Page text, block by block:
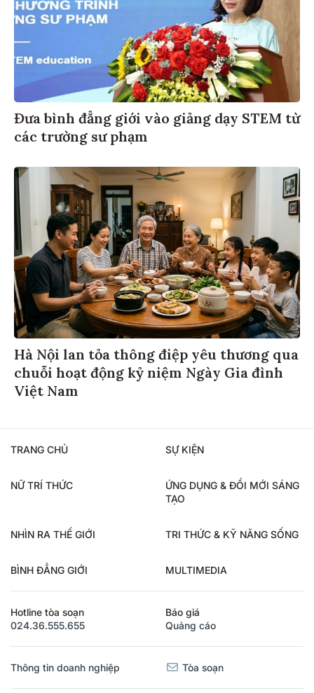
Đưa bình đẳng giới vào giảng dạy STEM từ
các trường sư phạm
Hà Nội lan tỏa thông điệp yêu thương qua
chuỗi hoạt động kỷ niệm Ngày Gia đình
Việt Nam
TRANG CHỦ SỰ KIỆN
NỮ TRÍ THỨC
ỨNG DỤNG & ĐỔI MỚI SÁNG
TẠO
NHÌN RA THẾ GIỚI TRI THỨC & KỸ NĂNG SỐNG
BÌNH ĐẲNG GIỚI MULTIMEDIA
Hotline tòa soạn
024.36.555.655
Báo giá
Quảng cáo
Thông tin doanh nghiệp Tòa soạn